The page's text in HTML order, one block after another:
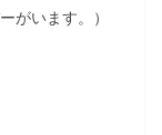
がいます。）